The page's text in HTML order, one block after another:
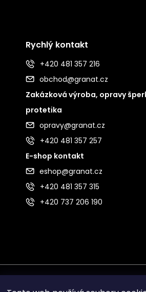
Rychlý kontakt
+420 481 357 216
obchod@granat.cz
Zakázková výroba, opravy
protetika
opravy@granat.cz
+420 481 357 257
E-shop kontakt
eshop@granat.cz
+420 481 357 315
+420 737 206 190